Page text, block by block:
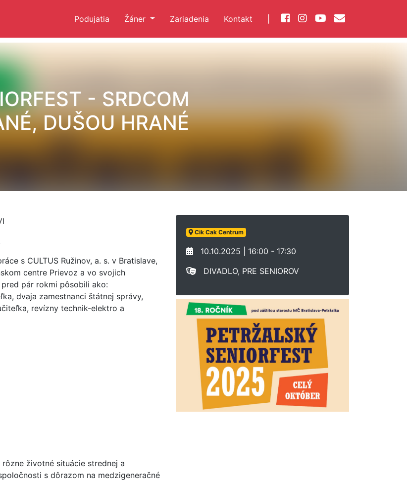
Podujatia Žáner Zariadenia Kontakt
- SRDCOM
DUŠOU HRANÉ
s CULTUS Ružinov, a. s. v Bratislave,
centre Prievoz a vo svojich
pár rokmi pôsobili ako:
dvaja zamestnanci štátnej správy,
revízny technik-elektro a
životné situácie strednej a
s dôrazom na medzigeneračné
Cik Cak Centrum
10.10.2025 | 16:00 - 17:30
DIVADLO, PRE SENIOROV